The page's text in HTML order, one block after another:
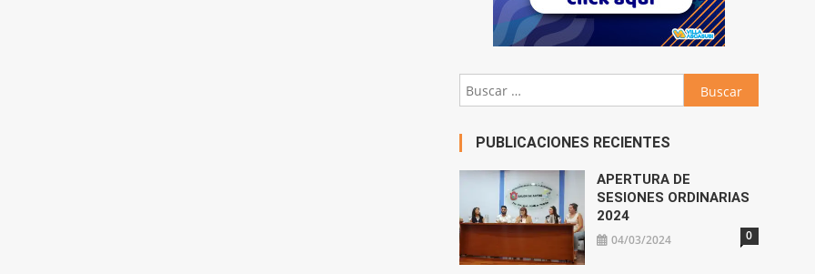
Buscar:
PUBLICACIONES RECIENTES
APERTURA DE
SESIONES ORDINARIAS
2024
04/03/2024 0